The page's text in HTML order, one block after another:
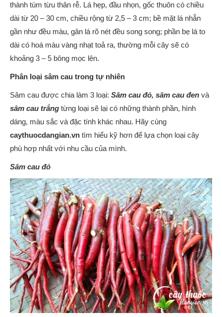
thành túm từu thân rễ. Lá hẹp, đầu nhọn, gốc thuôn có chiều
dài từ 20 – 30 cm, chiều rộng từ 2,5 – 3 cm; bề mặt lá nhẵn
gần như đều màu, gân lá rõ nét đều song song; phần bẹ lá to
dài có hoá màu vàng nhạt toả ra, thường mỗi cây sẽ có
khoảng 3 – 5 bông mọc lên.
Phân loại sâm cau trong tự nhiên
Sâm cau được chia làm 3 loại: Sâm cau đỏ, sâm cau đen và
sâm cau trắng từng loại sẽ lại có những thành phần, hình
dáng, màu sắc và đặc tính khác nhau. Hãy cùng
caythuocdangian.vn tìm hiểu kỹ hơn để lựa chọn loại cây
phù hợp nhất với nhu cầu của mình.
Sâm cau đỏ